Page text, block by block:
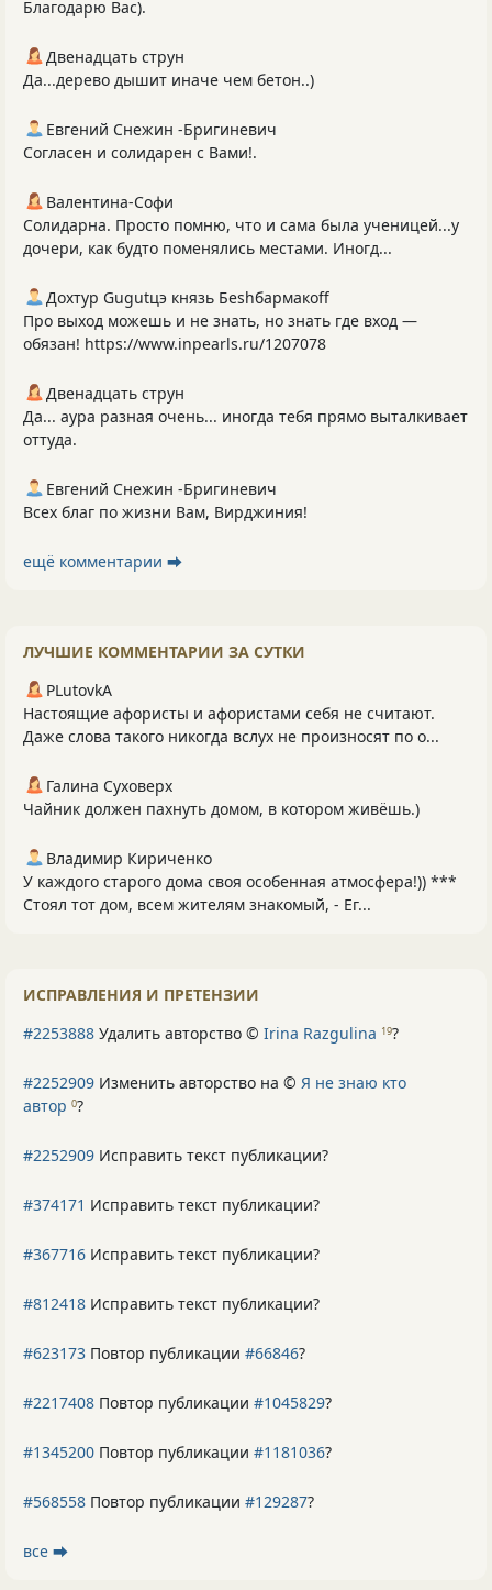
Благодарю Вас).
Двенадцать струн
Да...дерево дышит иначе чем бетон..)
Евгений Снежин -Бригиневич
Согласен и солидарен с Вами!.
Валентина-Софи
Солидарна. Просто помню, что и сама была ученицей...у
дочери, как будто поменялись местами. Иногд...
Дохтур Gugutцэ князь Беshбармакоff
Про выход можешь и не знать, но знать где вход —
обязан! https://www.inpearls.ru/1207078
Двенадцать струн
Да... аура разная очень... иногда тебя прямо выталкивает
оттуда.
Евгений Снежин -Бригиневич
Всех благ по жизни Вам, Вирджиния!
ещё комментарии ⮕
ЛУЧШИЕ КОММЕНТАРИИ ЗА СУТКИ
PLutоvkА
Настоящие афористы и афористами себя не считают.
Даже слова такого никогда вслух не произносят по о...
Галина Суховерх
Чайник должен пахнуть домом, в котором живёшь.)
Владимир Кириченко
У каждого старого дома своя особенная атмосфера!)) ***
Стоял тот дом, всем жителям знакомый, - Ег...
ИСПРАВЛЕНИЯ И ПРЕТЕНЗИИ
#2253888 Удалить авторство © Irina Razgulina 19?
#2252909 Изменить авторство на © Я не знаю кто
автор 0?
#2252909 Исправить текст публикации?
#374171 Исправить текст публикации?
#367716 Исправить текст публикации?
#812418 Исправить текст публикации?
#623173 Повтор публикации #66846?
#2217408 Повтор публикации #1045829?
#1345200 Повтор публикации #1181036?
#568558 Повтор публикации #129287?
все ⮕